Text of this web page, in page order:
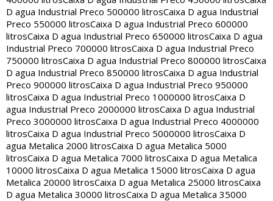
D agua Industrial Preco 500000 litrosCaixa D agua Industrial
Preco 550000 litrosCaixa D agua Industrial Preco 600000
litrosCaixa D agua Industrial Preco 650000 litrosCaixa D agua
Industrial Preco 700000 litrosCaixa D agua Industrial Preco
750000 litrosCaixa D agua Industrial Preco 800000 litrosCaixa
D agua Industrial Preco 850000 litrosCaixa D agua Industrial
Preco 900000 litrosCaixa D agua Industrial Preco 950000
litrosCaixa D agua Industrial Preco 1000000 litrosCaixa D
agua Industrial Preco 2000000 litrosCaixa D agua Industrial
Preco 3000000 litrosCaixa D agua Industrial Preco 4000000
litrosCaixa D agua Industrial Preco 5000000 litrosCaixa D
agua Metalica 2000 litrosCaixa D agua Metalica 5000
litrosCaixa D agua Metalica 7000 litrosCaixa D agua Metalica
10000 litrosCaixa D agua Metalica 15000 litrosCaixa D agua
Metalica 20000 litrosCaixa D agua Metalica 25000 litrosCaixa
D agua Metalica 30000 litrosCaixa D agua Metalica 35000